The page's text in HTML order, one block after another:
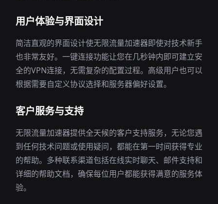
用户体验与界面设计
简洁直观的界面设计使无限流量加速器即使对技术新手
也非常友好。一键连接功能让您在几秒钟内即可建立安
全的VPN连接，无需复杂的配置过程。高级用户也可以
根据需要自定义协议选择和服务器偏好设置。
客户服务与支持
无限流量加速器提供全天候的客户支持服务，无论您遇
到任何技术问题或使用疑问，都能在第一时间获得专业
的帮助。多种联系渠道包括在线实时聊天、邮件支持和
详细的帮助文档，确保每位用户都能获得满意的服务体
验。